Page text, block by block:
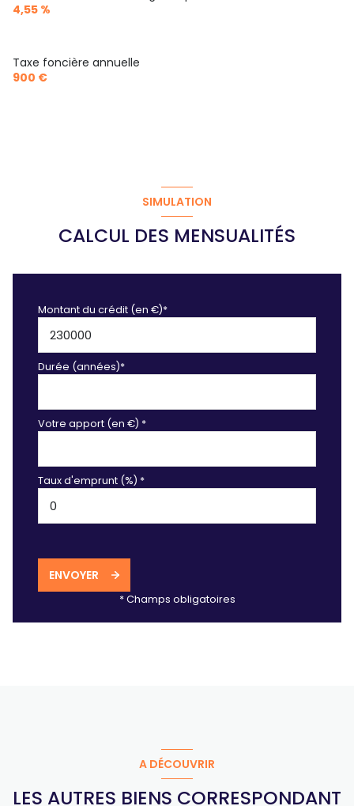
4,55 %
Taxe foncière annuelle
900 €
SIMULATION
CALCUL DES MENSUALITÉS
Montant du crédit (en €)*
Durée (années)*
Votre apport (en €) *
Taux d'emprunt (%) *
ENVOYER
* Champs obligatoires
A DÉCOUVRIR
LES AUTRES BIENS CORRESPONDANT